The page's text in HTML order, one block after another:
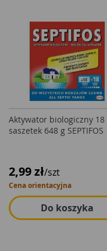
Aktywator biologiczny 18
saszetek 648 g SEPTIFOS
2,99 zł/szt
Cena orientacyjna
Do koszyka